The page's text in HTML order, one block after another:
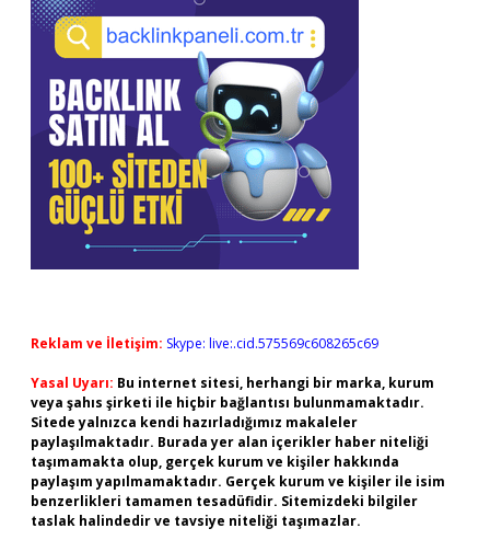
Reklam ve İletişim: Skype: live:.cid.575569c608265c69
Yasal Uyarı: Bu internet sitesi, herhangi bir marka, kurum
veya şahıs şirketi ile hiçbir bağlantısı bulunmamaktadır.
Sitede yalnızca kendi hazırladığımız makaleler
paylaşılmaktadır. Burada yer alan içerikler haber niteliği
taşımamakta olup, gerçek kurum ve kişiler hakkında
paylaşım yapılmamaktadır. Gerçek kurum ve kişiler ile isim
benzerlikleri tamamen tesadüfidir. Sitemizdeki bilgiler
taslak halindedir ve tavsiye niteliği taşımazlar.